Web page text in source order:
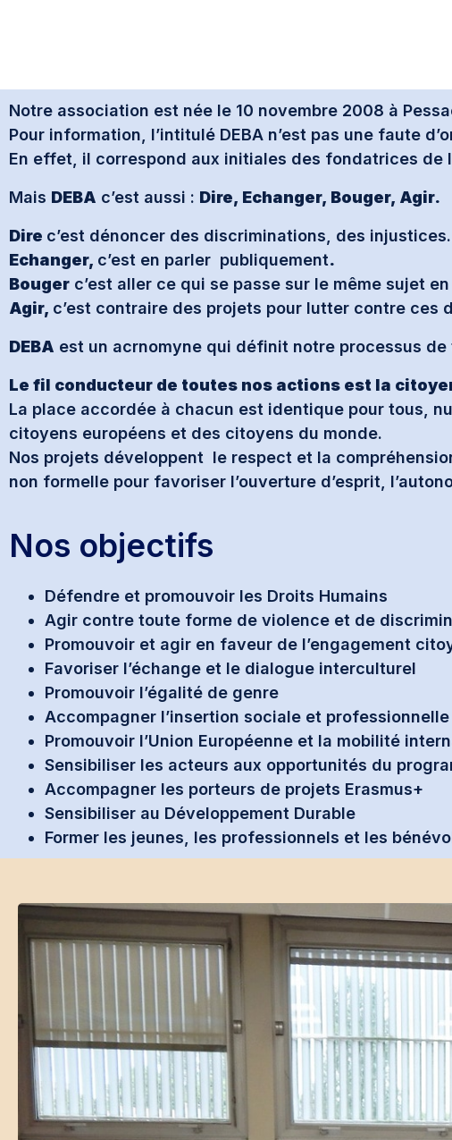
Notre association est née le 10 novembre 2008 à
Pour information, l’intitulé DEBA n’est pas une faute
En effet, il correspond aux initiales des fondatrices de
Mais DEBA c’est aussi : Dire, Echanger, Bouger, Agir.
Dire c’est dénoncer des discriminations, des
Echanger, c’est en parler publiquement.
Bouger c’est aller ce qui se passe sur le même sujet
Agir, c’est contraire des projets pour lutter contre
DEBA est un acrnomyne qui définit notre processus
Le fil conducteur de toutes nos actions est la
La place accordée à chacun est identique pour tous,
citoyens européens et des citoyens du monde.
Nos projets développent le respect et la
non formelle pour favoriser l’ouverture d’esprit,
Nos objectifs
Défendre et promouvoir les Droits Humains
Agir contre toute forme de violence et de
Promouvoir et agir en faveur de l’engagement
Favoriser l’échange et le dialogue interculturel
Promouvoir l’égalité de genre
Accompagner l’insertion sociale et
Promouvoir l’Union Européenne et la mobilité
Sensibiliser les acteurs aux opportunités du
Accompagner les porteurs de projets Erasmus+
Sensibiliser au Développement Durable
Former les jeunes, les professionnels et les